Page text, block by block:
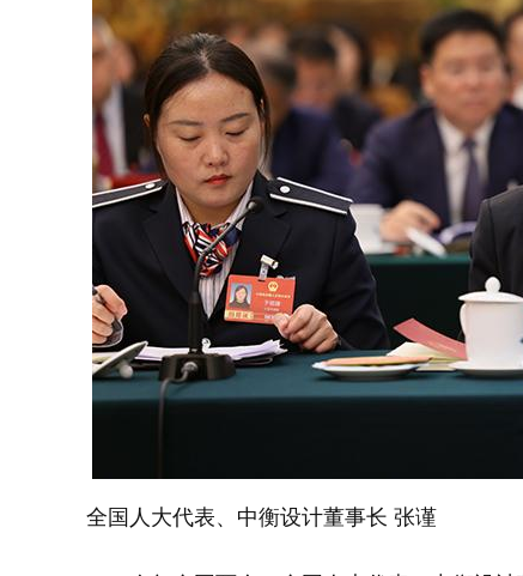
全国人大代表、中衡设计董事长 张谨